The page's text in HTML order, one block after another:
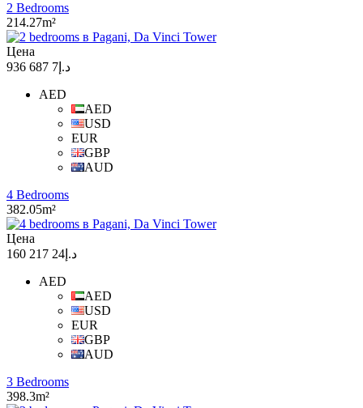
2 Bedrooms
214.27m²
Цена
د.إ7 687 936
AED
AED
USD
EUR
GBP
AUD
4 Bedrooms
382.05m²
Цена
د.إ24 217 160
AED
AED
USD
EUR
GBP
AUD
3 Bedrooms
398.3m²